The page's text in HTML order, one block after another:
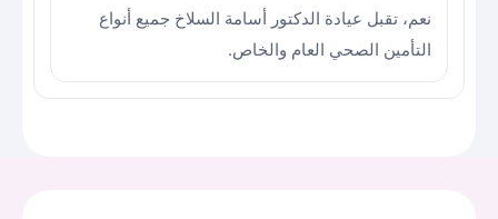
نعم، تقبل عيادة الدكتور أسامة السلاخ جميع أنواع
التأمين الصحي العام والخاص.